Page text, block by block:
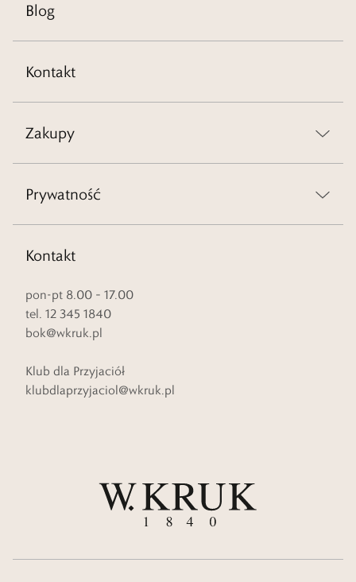
Blog
Kontakt
Zakupy
Prywatność
Kontakt
pon-pt 8.00 – 17.00
tel. 12 345 1840
bok@wkruk.pl
Klub dla Przyjaciół
klubdlaprzyjaciol@wkruk.pl